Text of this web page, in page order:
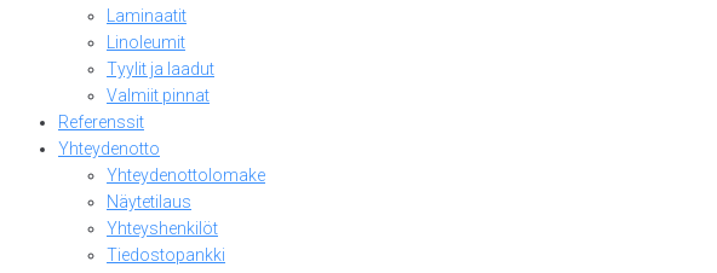
Laminaatit
Linoleumit
Tyylit ja laadut
Valmiit pinnat
Referenssit
Yhteydenotto
Yhteydenottolomake
Näytetilaus
Yhteyshenkilöt
Tiedostopankki